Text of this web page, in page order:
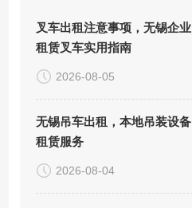
叉车出租注意事项，无锡企业
租赁叉车实用指南
2026-08-05
无锡吊车出租，本地吊装设备
租赁服务
2026-08-04